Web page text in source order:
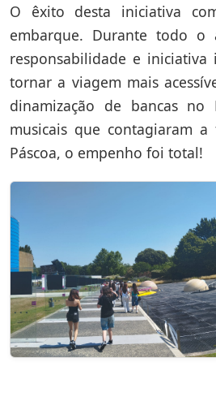
O êxito desta iniciativa
embarque. Durante todo o
responsabilidade e
tornar a viagem mais
dinamização de bancas
musicais que contagiaram
Páscoa, o empenho foi total!